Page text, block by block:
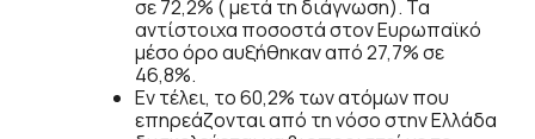
σε 72,2% ( μετά τη διάγνωση). Τα
αντίστοιχα ποσοστά στον Ευρωπαϊκό
μέσο όρο αυξήθηκαν από 27,7% σε
46,8%.
Εν τέλει, το 60,2% των ατόμων που
επηρεάζονται από τη νόσο στην Ελλάδα